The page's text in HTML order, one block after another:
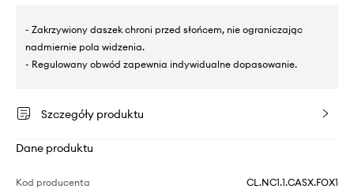
- Zakrzywiony daszek chroni przed słońcem, nie ograniczając
nadmiernie pola widzenia.
- Regulowany obwód zapewnia indywidualne dopasowanie.
Szczegóły produktu
Dane produktu
Kod producenta CL.NC1.1.CASX.FOX1